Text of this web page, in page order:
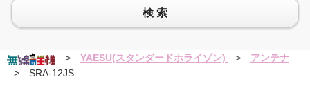
検 索
> YAESU(スタンダードホライゾン) >
アンテナ
>
SRA-12JS